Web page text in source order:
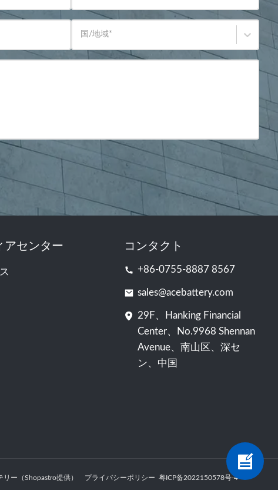
国/地域*
アセンター コンタクト
+86-0755-8887 8567
sales@acebattery.com
29F、Hanking Financial
Center、No.9968 Shennan
Avenue、南山区、深セ
ン、中国
リー（Shopastro提供） プライバシーポリシー 粤ICP备2022150578号​​-4